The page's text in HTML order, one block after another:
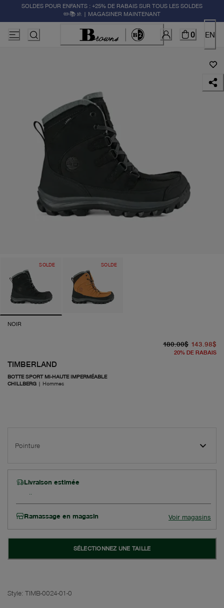
SOLDES POUR ENFANTS : +25% DE RABAIS SUR TOUS LES SOLDES
✏️📚🚸 | MAGASINER MAINTENANT
0 EN
SOLDE SOLDE
NOIR
TIMBERLAND
BOTTE SPORT MI-HAUTE IMPERMÉABLE
CHILLBERG | Hommes
180.00$ 143.98$
20% DE RABAIS
Pointure
Livraison estimée
Ramassage en magasin Voir magasins
SÉLECTIONNEZ UNE TAILLE
Style: TIMB-0024-01-0